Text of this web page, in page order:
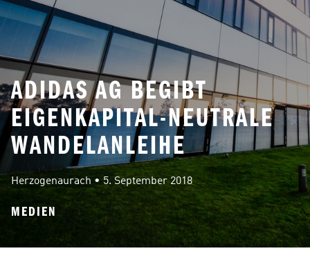
ADIDAS AG BEGIBT
EIGENKAPITAL-NEUTRALE
WANDELANLEIHE
Herzogenaurach • 5. September 2018
MEDIEN